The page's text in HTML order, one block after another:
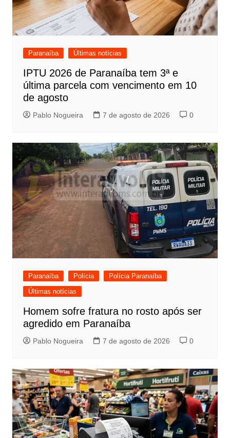
Paranaíba Últimas notícias
IPTU 2026 de Paranaíba tem 3ª e
última parcela com vencimento em 10
de agosto
Pablo Nogueira 7 de agosto de 2026 0
Paranaíba Polícia
Polícia Paranaíba
Últimas notícias
Homem sofre fratura no rosto após ser
agredido em Paranaíba
Pablo Nogueira 7 de agosto de 2026 0